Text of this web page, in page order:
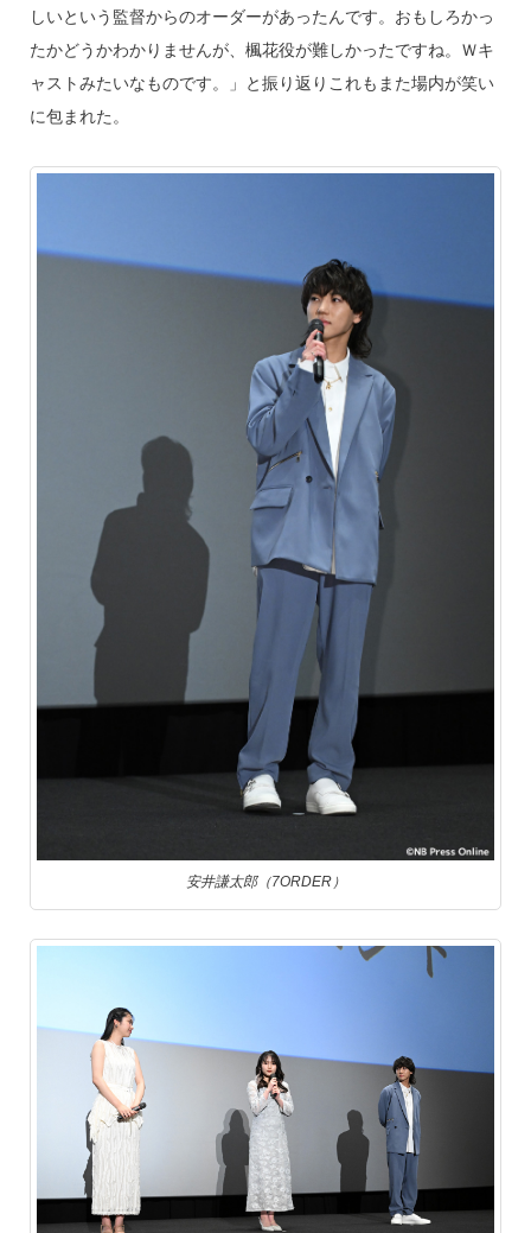
しいという監督からのオーダーがあったんです。おもしろかっ
たかどうかわかりませんが、楓花役が難しかったですね。Ｗキ
ャストみたいなものです。」と振り返りこれもまた場内が笑い
に包まれた。
安井謙太郎（7ORDER）